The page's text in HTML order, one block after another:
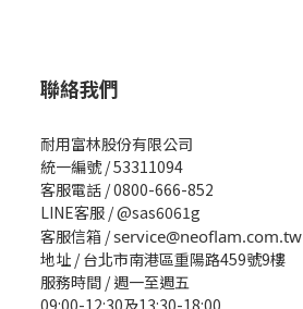
聯絡我們
耐用富林股份有限公司
統一編號 / 53311094
客服電話 / 0800-666-852
LINE客服 / @sas6061g
客服信箱 /service@neoflam.com.tw
地址 / 台北市南港區重陽路459號9樓
服務時間 / 週一至週五
09:00-12:30及13:30-18:00